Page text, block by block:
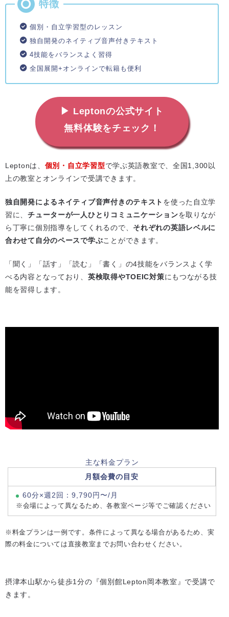
個別・自立学習型のレッスン
独自開発のネイティブ音声付きテキスト
4技能をバランスよく習得
全国展開+オンラインで転籍も便利
▶ Leptonの公式サイト
無料体験をチェック！
Leptonは、 個別・自立学習型で学ぶ英語教室で、全国1,300以
上の教室とオンラインで受講できます。
独自開発によるネイティブ音声付きのテキスト を使った自立学
習に、チューターが一人ひとりコミュニケーションを取りなが
ら丁寧に個別指導をしてくれるので、 それぞれの英語レベルに
合わせて自分のペースで学ぶことができます。
「聞く」「話す」「読む」「書く」の4技能をバランスよく学
べる内容となっており、 英検取得やTOEIC対策にもつながる技
能を習得します。
主な料金プラン
月額会費の目安
60分×週2回：9,790円〜/月
※会場によって異なるため、各教室ページ等でご確認ください
※料金プランは一例です。条件によって異なる場合があるため、実
際の料金については直接教室までお問い合わせください。
摂津本山駅から徒歩1分の『個別館Lepton岡本教室』で受講で
きます。